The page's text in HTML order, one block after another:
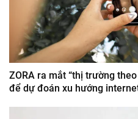
ZORA ra mắt “thị trường
để dự đoán xu hướng